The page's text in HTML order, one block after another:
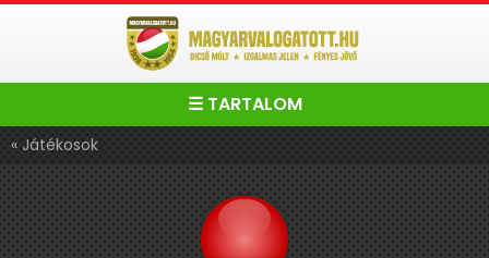
☰ TARTALOM
« Játékosok